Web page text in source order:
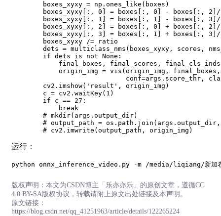
        boxes_xyxy = np.ones_like(boxes)
boxes_xyxy[:, 0] = boxes[:, 0] - boxes[:,
boxes_xyxy[:, 1] = boxes[:, 1] - boxes[:,
boxes_xyxy[:, 2] = boxes[:, 0] + boxes[:,
boxes_xyxy[:, 3] = boxes[:, 1] + boxes[:,
        boxes_xyxy /= ratio
dets = multiclass_nms(boxes_xyxy, scores,
        if dets is not None:
final_boxes, final_scores,
origin_img = vis(origin_img,
conf=args.score_thr,
        cv2.imshow('result', origin_img)
        c = cv2.waitKey(1)
        if c == 27:
            break
        # mkdir(args.output_dir)
# output_path =
运行：
版权声明：本文为CSDN博主「乐亦亦乐」的原创文章，遵循CC
4.0 BY-SA版权协议，转载请附上原文出处链接及本声明。
原文链接：
https://blog.csdn.net/qq_41251963/article/details/122265224